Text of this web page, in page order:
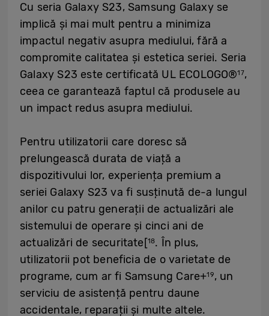
Cu seria Galaxy S23, Samsung Galaxy se
implică și mai mult pentru a minimiza
impactul negativ asupra mediului, fără a
compromite calitatea și estetica seriei. Seria
Galaxy S23 este certificată UL ECOLOGO®17,
ceea ce garantează faptul că produsele au
un impact redus asupra mediului.
Pentru utilizatorii care doresc să
prelungească durata de viață a
dispozitivului lor, experiența premium a
seriei Galaxy S23 va fi susținută de-a lungul
anilor cu patru generații de actualizări ale
sistemului de operare și cinci ani de
actualizări de securitate[18. În plus,
utilizatorii pot beneficia de o varietate de
programe, cum ar fi Samsung Care+19, un
serviciu de asistență pentru daune
accidentale, reparații și multe altele.